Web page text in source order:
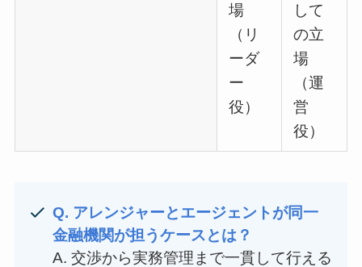
場
（リ
ーダ
ー
役）
して
の立
場
（運
営
役）
Q. アレンジャーとエージェントが同一
金融機関が担うケースとは？
A. 交渉から実務管理まで一貫して行える